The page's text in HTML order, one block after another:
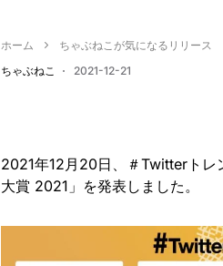
ホーム
ちゃぶねこが気になるリリース
ちゃぶねこ
2021-12-21
2021年12月20日、＃Twitterト
大賞 2021」を発表しました。